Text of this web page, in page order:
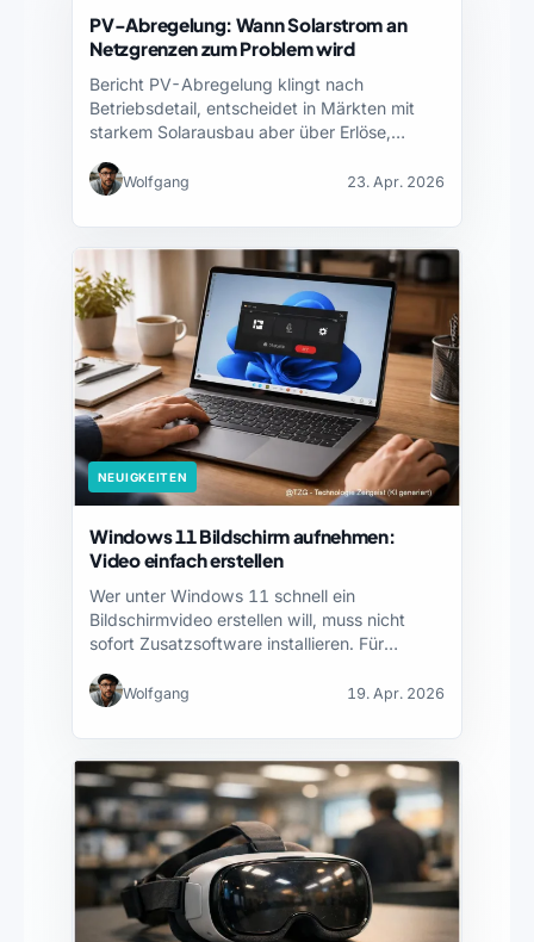
PV-Abregelung: Wann Solarstrom an
Netzgrenzen zum Problem wird
Bericht PV-Abregelung klingt nach
Betriebsdetail, entscheidet in Märkten mit
starkem Solarausbau aber über Erlöse,
Wolfgang 23. Apr. 2026
NEUIGKEITEN
Windows 11 Bildschirm aufnehmen:
Video einfach erstellen
Wer unter Windows 11 schnell ein
Bildschirmvideo erstellen will, muss nicht
sofort Zusatzsoftware installieren. Für
Wolfgang 19. Apr. 2026